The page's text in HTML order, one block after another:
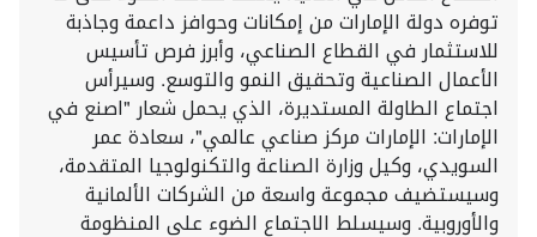
توفره دولة الإمارات من إمكانات وحوافز داعمة وجاذبة
للاستثمار في القطاع الصناعي، وأبرز فرص تأسيس
الأعمال الصناعية وتحقيق النمو والتوسع. وسيرأس
اجتماع الطاولة المستديرة، الذي يحمل شعار "اصنع في
الإمارات: الإمارات مركز صناعي عالمي"، سعادة عمر
السويدي، وكيل وزارة الصناعة والتكنولوجيا المتقدمة،
وسيستضيف مجموعة واسعة من الشركات الألمانية
والأوروبية. وسيسلط الاجتماع الضوء على المنظومة